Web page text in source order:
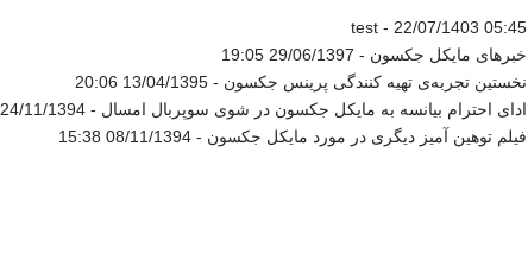
test - 22/07/1403 05:45
خبرهای مایکل جکسون - 29/06/1397 19:05
نخستین تجربه‌ی تهیه کنندگی پرینس جکسون -13/04/1395 20:06
ادای احترام بیانسه به مایکل جکسون در شوی سوپربال امسال -24/11/1394 20:17
فیلم توهین آمیز دیگری در مورد مایکل جکسون -08/11/1394 15:38